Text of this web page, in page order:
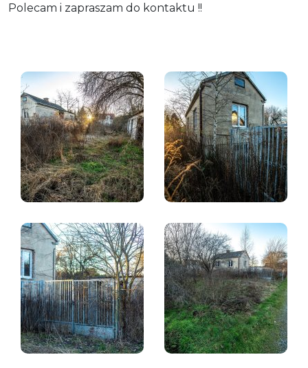
Polecam i zapraszam do kontaktu !!